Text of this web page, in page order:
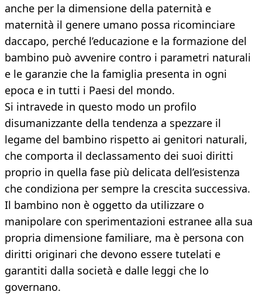
anche per la dimensione della paternità e
maternità il genere umano possa ricominciare
daccapo, perché l’educazione e la formazione del
bambino può avvenire contro i parametri naturali
e le garanzie che la famiglia presenta in ogni
epoca e in tutti i Paesi del mondo.
Si intravede in questo modo un profilo
disumanizzante della tendenza a spezzare il
legame del bambino rispetto ai genitori naturali,
che comporta il declassamento dei suoi diritti
proprio in quella fase più delicata dell’esistenza
che condiziona per sempre la crescita successiva.
Il bambino non è oggetto da utilizzare o
manipolare con sperimentazioni estranee alla sua
propria dimensione familiare, ma è persona con
diritti originari che devono essere tutelati e
garantiti dalla società e dalle leggi che lo
governano.